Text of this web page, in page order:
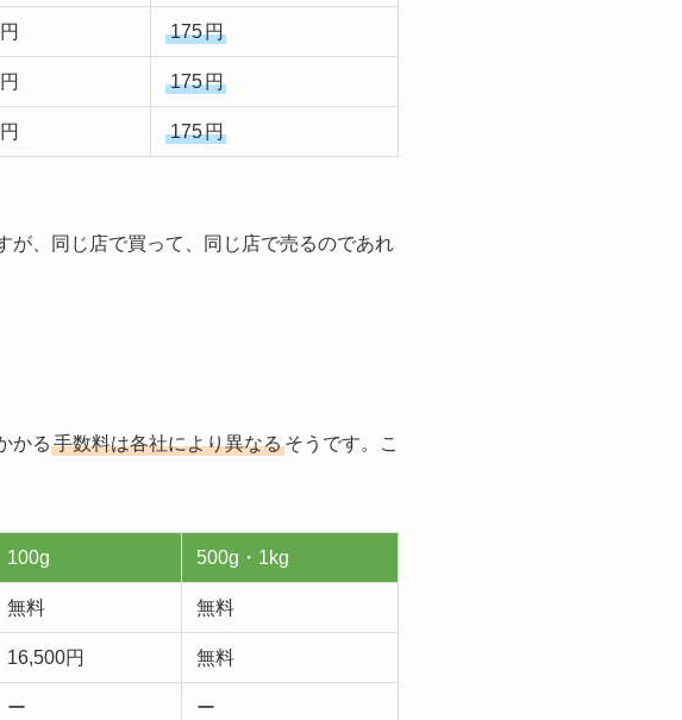
175円
175円
175円
が、同じ店で買って、同じ店で売るのであれ
かる 手数料は各社により異なるそうです。こ
100g 500g・1kg
無料 無料
16,500円 無料
ー ー